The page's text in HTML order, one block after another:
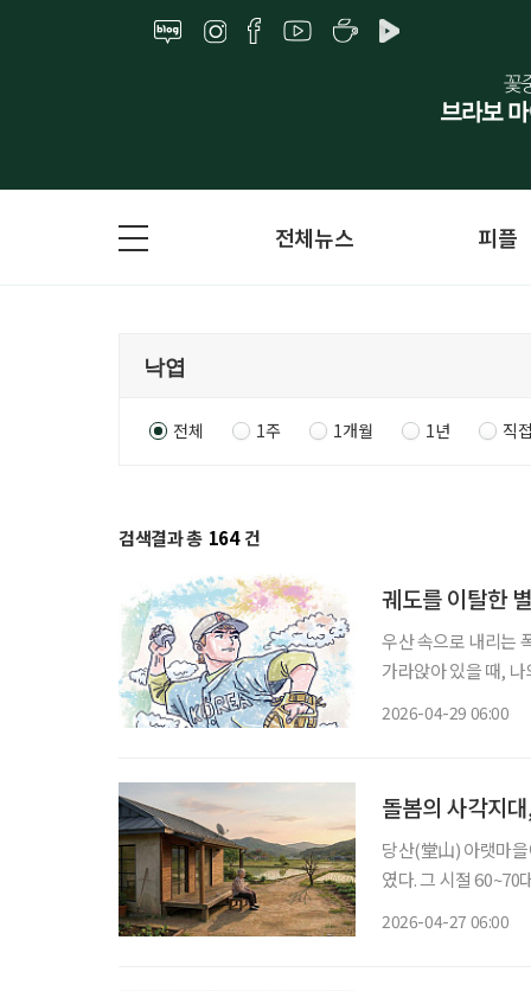
전체뉴스 피플
전체 1주 1개월 1년 직
검색결과 총 164 건
궤도를 이탈한
우산 속으로 내리는 폭포, 침묵하는 신
가라앉아 있을 때,
2026-04-29 06:00
돌봄의 사각지
당산(堂山) 아랫마을
였다. 그 시절 60~70
2026-04-27 06:00